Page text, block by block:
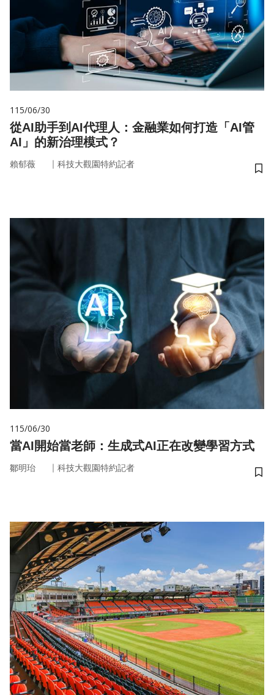
115/06/30
從AI助手到AI代理人：金融業如何打造「AI管
AI」的新治理模式？
賴郁薇 ｜ 科技大觀園特約記者
儲
115/06/30
當AI開始當老師：生成式AI正在改變學習方式
鄒明珆 ｜ 科技大觀園特約記者
儲